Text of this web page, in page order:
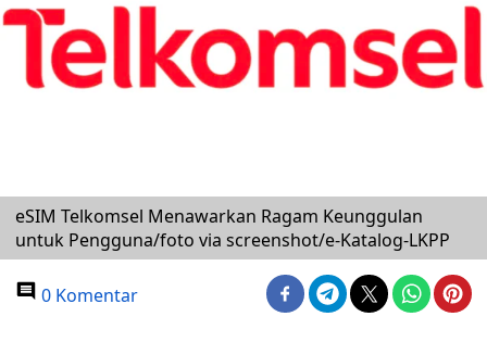
eSIM Telkomsel Menawarkan Ragam Keunggulan
untuk Pengguna/foto via screenshot/e-Katalog-LKPP
0 Komentar